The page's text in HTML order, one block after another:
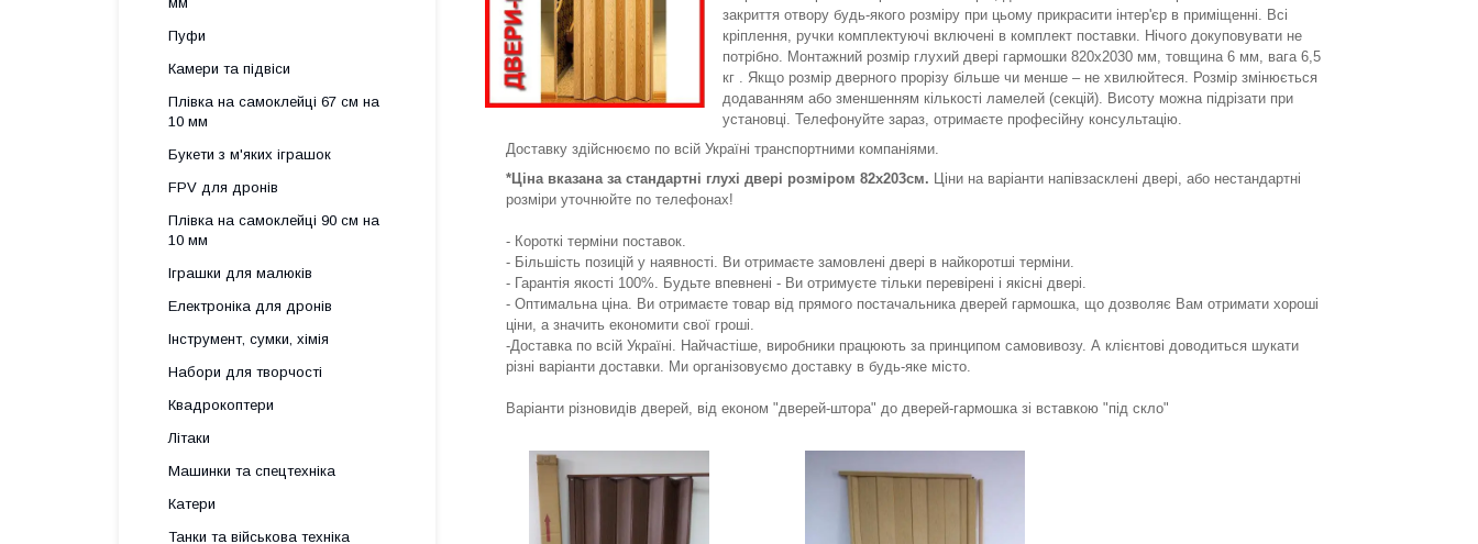
закриття отвору будь-якого розміру при цьому прикрасити інтер'єр в приміщенні. Всі
кріплення, ручки комплектуючі включені в комплект поставки. Нічого докуповувати не
потрібно. Монтажний розмір глухий двері гармошки 820х2030 мм, товщина 6 мм, вага 6,5
кг . Якщо розмір дверного прорізу більше чи менше – не хвилюйтеся. Розмір змінюється
додаванням або зменшенням кількості ламелей (секцій). Висоту можна підрізати при
установці. Телефонуйте зараз, отримаєте професійну консультацію.
Доставку здійснюємо по всій Україні транспортними компаніями.
*Ціна вказана за стандартні глухі двері розміром 82х203см. Ціни на варіанти напівзасклені двері, або нестандартні
розміри уточнюйте по телефонах!
- Короткі терміни поставок.
- Більшість позицій у наявності. Ви отримаєте замовлені двері в найкоротші терміни.
- Гарантія якості 100%. Будьте впевнені - Ви отримуєте тільки перевірені і якісні двері.
- Оптимальна ціна. Ви отримаєте товар від прямого постачальника дверей гармошка, що дозволяє Вам отримати хороші
ціни, а значить економити свої гроші.
-Доставка по всій Україні. Найчастіше, виробники працюють за принципом самовивозу. А клієнтові доводиться шукати
різні варіанти доставки. Ми організовуємо доставку в будь-яке місто.
Варіанти різновидів дверей, від економ "дверей-штора" до дверей-гармошка зі вставкою "під скло"
Пуфи
Камери та підвіси
Плівка на самоклейці 67 см на
10 мм
Букети з м'яких іграшок
FPV для дронів
Плівка на самоклейці 90 см на
10 мм
Іграшки для малюків
Електроніка для дронів
Інструмент, сумки, хімія
Набори для творчості
Квадрокоптери
Літаки
Машинки та спецтехніка
Катери
Танки та військова техніка